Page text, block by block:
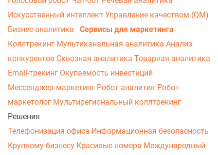
Искусственный интеллект Управление качеством (QM)
Бизнес-аналитика
Сервисы для маркетинга
Коллтрекинг Мультиканальная аналитика Анализ
конкурентов Сквозная аналитика Товарная аналитика
Email-трекинг Окупаемость инвестиций
Мессенджер‑маркетинг Робот-аналитик Робот-
маркетолог Мультирегиональный коллтрекинг
Решения
Телефонизация офиса Информационная безопасность
Крупному бизнесу Красивые номера Международный